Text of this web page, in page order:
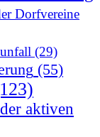
Dorfvereine
(29)
(55)
aktiven